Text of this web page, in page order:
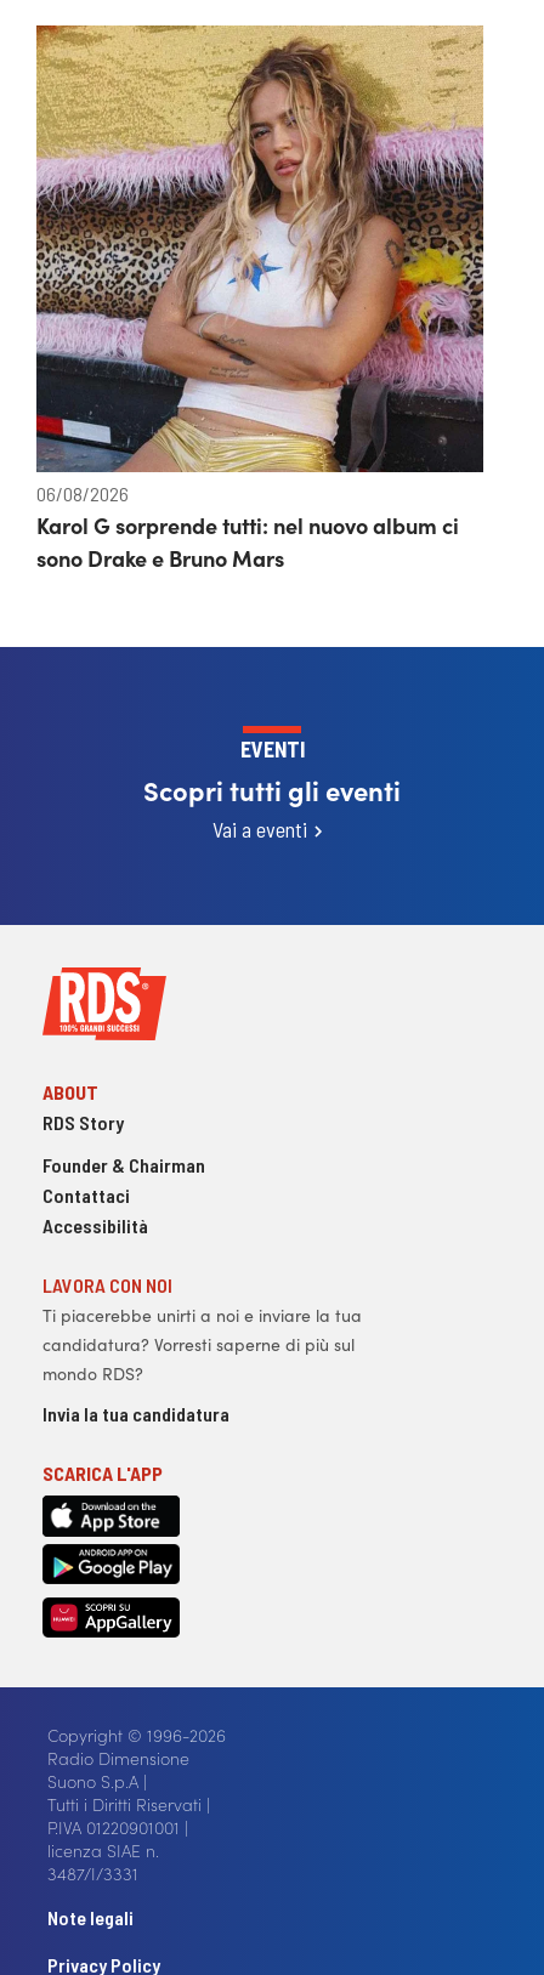
06/08/2026
Karol G sorprende tutti: nel nuovo album ci
sono Drake e Bruno Mars
EVENTI
Scopri tutti gli eventi
Vai a eventi
ABOUT
RDS Story
Founder & Chairman
Contattaci
Accessibilità
LAVORA CON NOI
Ti piacerebbe unirti a noi e inviare la tua
candidatura? Vorresti saperne di più sul
mondo RDS?
Invia la tua candidatura
SCARICA L'APP
Copyright © 1996-2026
Radio Dimensione
Suono S.p.A |
Tutti i Diritti Riservati |
P.IVA 01220901001 |
licenza SIAE n.
3487/I/3331
Note legali
Privacy Policy